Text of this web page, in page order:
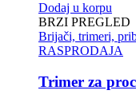
Dodaj u korpu
BRZI PREGLED
Brijači, trimeri,
RASPRODAJA
Trimer za